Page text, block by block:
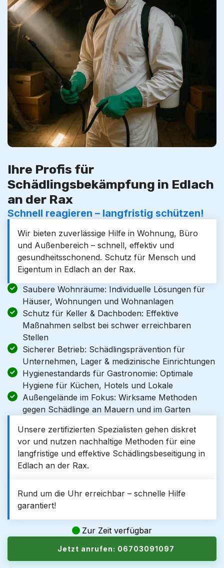
Ihre Profis für
Schädlingsbekämpfung in Edlach
an der Rax
Schnell reagieren – langfristig schützen!
Wir bieten zuverlässige Hilfe in Wohnung, Büro
und Außenbereich – schnell, effektiv und
gesundheitsschonend. Schutz für Mensch und
Eigentum in Edlach an der Rax.
Saubere Wohnräume: Individuelle Lösungen für
Häuser, Wohnungen und Wohnanlagen
Schutz für Keller & Dachboden: Effektive
Maßnahmen selbst bei schwer erreichbaren
Stellen
Sicherer Betrieb: Schädlingsprävention für
Unternehmen, Lager & medizinische Einrichtungen
Hygienestandards für Gastronomie: Optimale
Hygiene für Küchen, Hotels und Lokale
Außengelände im Fokus: Wirksame Methoden
gegen Schädlinge an Mauern und im Garten
Unsere zertifizierten Spezialisten gehen diskret
vor und nutzen nachhaltige Methoden für eine
langfristige und effektive Schädlingsbeseitigung in
Edlach an der Rax.
Rund um die Uhr erreichbar – schnelle Hilfe
garantiert!
Zur Zeit verfügbar
Jetzt anrufen: 06703091097